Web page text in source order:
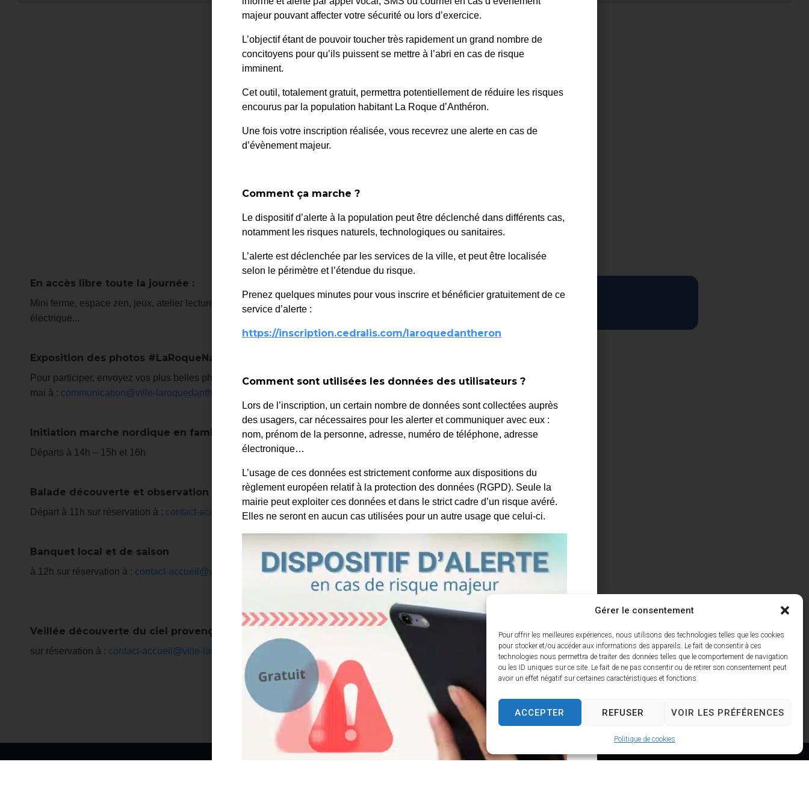
Gérer le consentement
Pour offrir les meilleures expériences, nous utilisons des technologies telles que les cookies
pour stocker et/ou accéder aux informations des appareils. Le fait de consentir à ces
technologies nous permettra de traiter des données telles que le comportement de navigation
ou les ID uniques sur ce site. Le fait de ne pas consentir ou de retirer son consentement peut
avoir un effet négatif sur certaines caractéristiques et fonctions.
ACCEPTER REFUSER VOIR LES PRÉFÉRENCES
Politique de cookies
Accueil >Agenda>Journée de la Nature de 10h à 18h au Parc des Adrechs
En accès libre toute la journée :
Mini ferme, espace zen, jeux, atelier lecture de nuage, mise à disposition gratuite de vélo
électrique...
Exposition des photos #LaRoqueNature
Pour participer, envoyez vos plus belles photos de la nature à La Roque d’Anthéron avant le 18
mai à : communication@ville-laroquedantheron.fr
Initiation marche nordique en famille
Départs à 14h – 15h et 16h
Balade découverte et observation de la faune et de la flore de Provence
Départ à 11h sur réservation à : contact-accueil@ville-laroquedantheron.fr
Banquet local et de saison
à 12h sur réservation à : contact-accueil@ville-laroquedantheron.fr
Veillée découverte du ciel provençal
sur réservation à : contact-accueil@ville-laroquedantheron.fr
Parc des Adrechs
majeur pouvant affecter votre sécurité ou lors d’exercice.
L’objectif étant de pouvoir toucher très rapidement un grand nombre de
concitoyens pour qu’ils puissent se mettre à l’abri en cas de risque
imminent.
Cet outil, totalement gratuit, permettra potentiellement de réduire les risques
encourus par la population habitant La Roque d’Anthéron.
Une fois votre inscription réalisée, vous recevrez une alerte en cas de
d’évènement majeur.
Comment ça marche ?
Le dispositif d’alerte à la population peut être déclenché dans différents cas,
notamment les risques naturels, technologiques ou sanitaires.
L’alerte est déclenchée par les services de la ville, et peut être localisée
selon le périmètre et l’étendue du risque.
Prenez quelques minutes pour vous inscrire et bénéficier gratuitement de ce
service d’alerte :
https://inscription.cedralis.com/laroquedantheron
Comment sont utilisées les données des utilisateurs ?
Lors de l’inscription, un certain nombre de données sont collectées auprès
des usagers, car nécessaires pour les alerter et communiquer avec eux :
nom, prénom de la personne, adresse, numéro de téléphone, adresse
électronique…
L’usage de ces données est strictement conforme aux dispositions du
règlement européen relatif à la protection des données (RGPD). Seule la
mairie peut exploiter ces données et dans le strict cadre d’un risque avéré.
Elles ne seront en aucun cas utilisées pour un autre usage que celui-ci.